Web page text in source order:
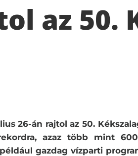
az 50.
26-án rajtol az 50.
azaz több mint
gazdag vízparti